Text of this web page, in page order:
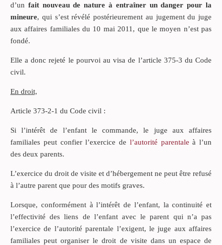
d’un fait nouveau de nature à entraîner un danger pour la
mineure, qui s’est révélé postérieurement au jugement du juge
aux affaires familiales du 10 mai 2011, que le moyen n’est pas
fondé.
Elle a donc rejeté le pourvoi au visa de l’article 375-3 du Code
civil.
En droit,
Article 373-2-1 du Code civil :
Si l’intérêt de l’enfant le commande, le juge aux affaires
familiales peut confier l’exercice de l’autorité parentale à l’un
des deux parents.
L’exercice du droit de visite et d’hébergement ne peut être refusé
à l’autre parent que pour des motifs graves.
Lorsque, conformément à l’intérêt de l’enfant, la continuité et
l’effectivité des liens de l’enfant avec le parent qui n’a pas
l’exercice de l’autorité parentale l’exigent, le juge aux affaires
familiales peut organiser le droit de visite dans un espace de